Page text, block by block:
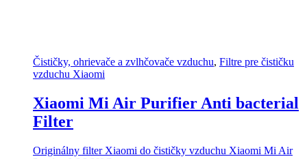
Čističky, ohrievače a zvlhčovače vzduchu, Filtre pre čističku
vzduchu Xiaomi
Xiaomi Mi Air Purifier Anti bacterial
Filter
Originálny filter Xiaomi do čističky vzduchu Xiaomi Mi Air